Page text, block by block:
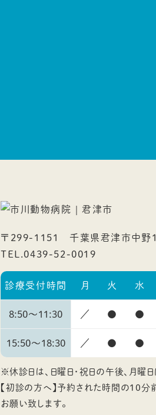
〒299-1151 千葉県君津市中野
TEL.0439-52-0019
診療受付時間 月 火 水
8:50～11:30 ／ ● ●
15:50～18:30 ／ ● ●
※休診日は、日曜日・祝日の午後、月曜日
【初診の方へ】予約された時間の10分
お願い致します。